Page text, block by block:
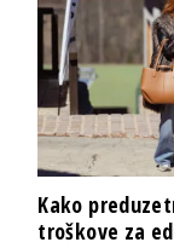
Kako
troškove za